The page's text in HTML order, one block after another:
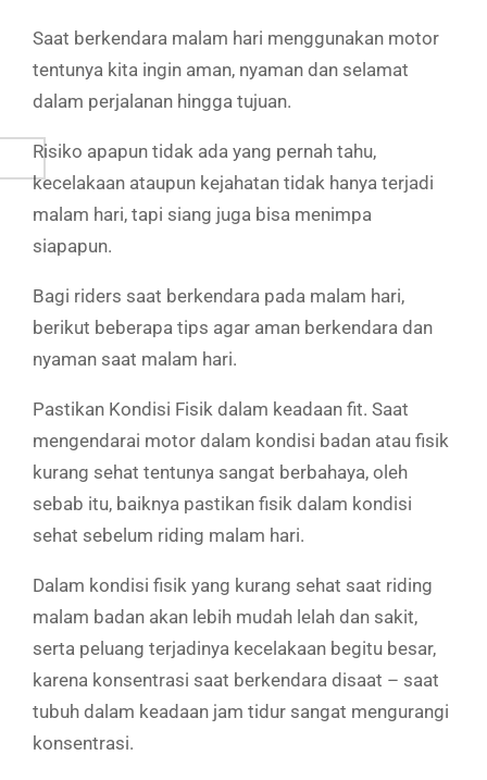
Saat berkendara malam hari menggunakan motor
tentunya kita ingin aman, nyaman dan selamat
dalam perjalanan hingga tujuan.
Risiko apapun tidak ada yang pernah tahu,
kecelakaan ataupun kejahatan tidak hanya terjadi
malam hari, tapi siang juga bisa menimpa
siapapun.
Bagi riders saat berkendara pada malam hari,
berikut beberapa tips agar aman berkendara dan
nyaman saat malam hari.
Pastikan Kondisi Fisik dalam keadaan fit. Saat
mengendarai motor dalam kondisi badan atau fisik
kurang sehat tentunya sangat berbahaya, oleh
sebab itu, baiknya pastikan fisik dalam kondisi
sehat sebelum riding malam hari.
Dalam kondisi fisik yang kurang sehat saat riding
malam badan akan lebih mudah lelah dan sakit,
serta peluang terjadinya kecelakaan begitu besar,
karena konsentrasi saat berkendara disaat – saat
tubuh dalam keadaan jam tidur sangat mengurangi
konsentrasi.